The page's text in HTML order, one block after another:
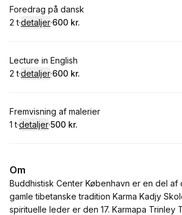
Bestil
Foredrag på dansk
. Varighed:
2 t·detaljer·
.Pris:
600 kr.
Bestil
Lecture in English
. Varighed:
2 t·detaljer·
.Pris:
600 kr.
Bestil
Fremvisning af malerier
. Varighed:
1 t·detaljer·
.Pris:
500 kr.
Om
Buddhistisk Center København er en del af
gamle tibetanske tradition Karma Kadjy
spirituelle leder er den 17. Karmapa Trinley